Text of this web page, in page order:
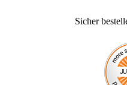
Sicher